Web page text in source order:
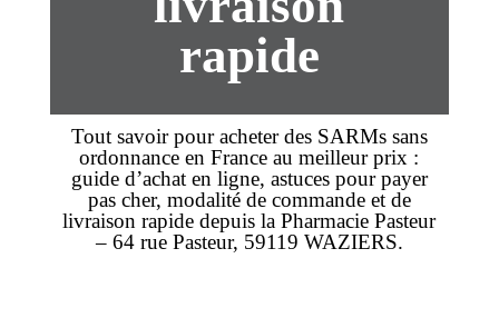
rapide
Tout savoir pouracheterdes SARMs sans
ordonnance en France aumeilleur prix :
guide d’achat en ligne, astuces pour payer
pas cher, modalité de commandeet de
livraison rapide depuis la Pharmacie Pasteur
– 64 rue Pasteur, 59119 WAZIERS.